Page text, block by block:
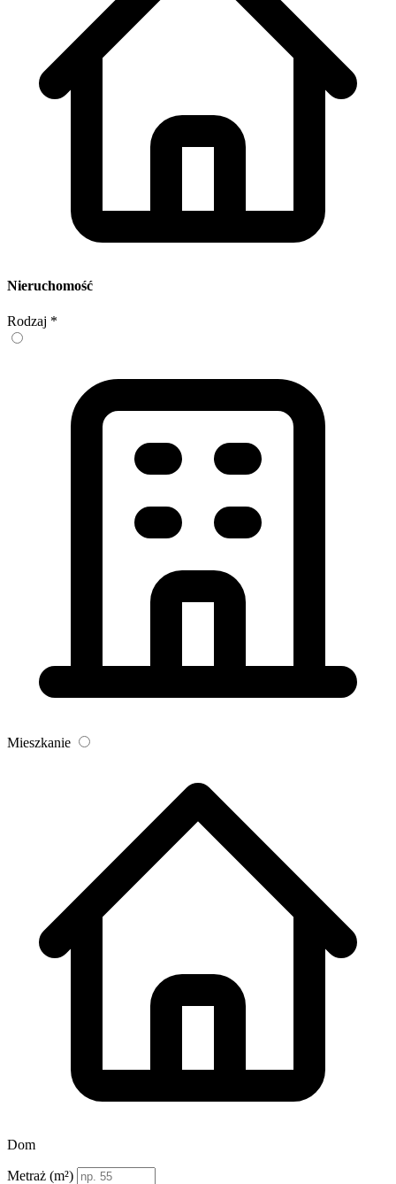
Nieruchomość
Rodzaj *
Mieszkanie
Dom
Metraż (m²)